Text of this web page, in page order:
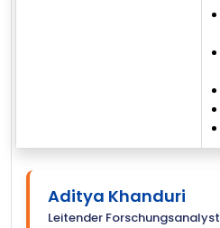
Aditya Khanduri
Leitender Forschungsanalyst